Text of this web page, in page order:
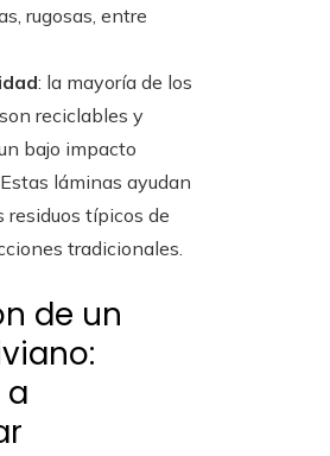
rugosas, entre
: la mayoría de los
reciclables y
bajo impacto
láminas ayudan
residuos típicos de
tradicionales.
de un